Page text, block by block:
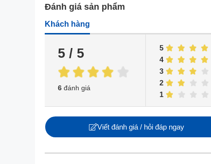
Đánh giá sản phẩm
Khách hàng
5 / 5
6 đánh giá
1
2
3
4
5
Viết đánh giá / hỏi đáp ngay